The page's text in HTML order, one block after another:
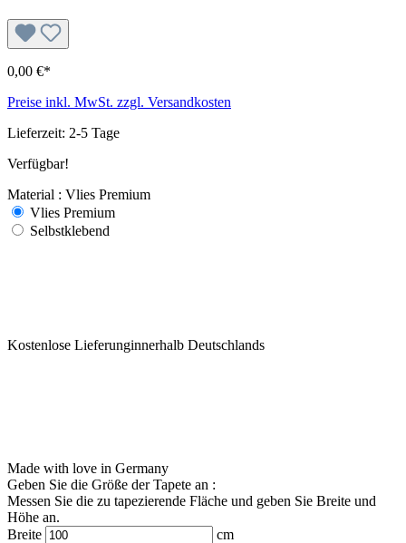
0,00 €*
Preise inkl. MwSt. zzgl. Versandkosten
Lieferzeit: 2-5 Tage
Verfügbar!
Material : Vlies Premium
Vlies Premium
Selbstklebend
Kostenlose Lieferunginnerhalb Deutschlands
Made with love in Germany
Geben Sie die Größe der Tapete an :
Messen Sie die zu tapezierende Fläche und geben Sie Breite und
Höhe an.
Breite
cm